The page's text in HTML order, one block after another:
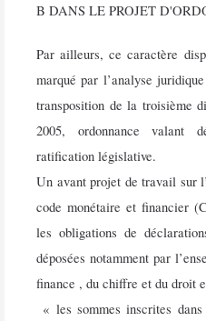
B DANS LE PROJET
Par ailleurs, ce caractère
marqué par l’analyse
transposition de la troisième
2005, ordonnance valant
ratification législative.
Un avant projet de travail sur
code monétaire et financier
les obligations de
déposées notamment par
finance , du chiffre et du droit
« les sommes inscrites